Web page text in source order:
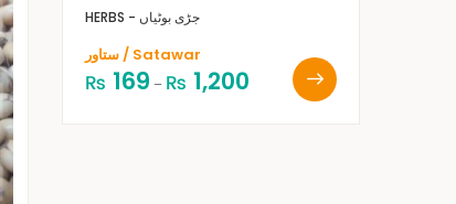
HERBS - جڑی بوٹیاں
ستاور / Satawar
₨ 169 – ₨ 1,200